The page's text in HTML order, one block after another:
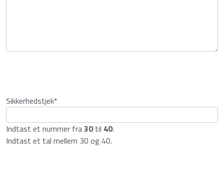
Sikkerhedstjek*
Indtast et nummer fra30til 40.
Indtast et tal mellem 30 og 40.